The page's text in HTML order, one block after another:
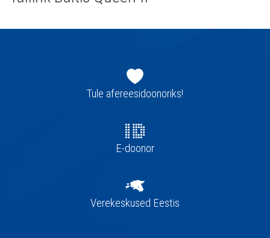
navigatsioonTule afereesidoonoriks!
E-doonor
Verekeskused Eestis